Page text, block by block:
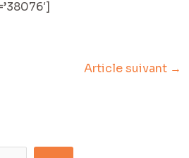
Article suivant →